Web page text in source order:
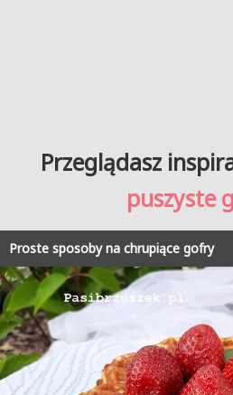
Przeglądasz
puszyste
Proste sposoby na chrupiące gofry